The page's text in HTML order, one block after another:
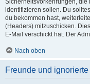
Sicherheitsvorkehrungen, die
identifizieren sollen. Du
du bekommen hast,
(Headers) mitzuschicken.
E-Mail verschickt hat. Der
Nach oben
Freunde und